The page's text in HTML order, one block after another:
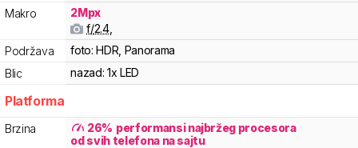
Makro
2Mpx
f/2.4,
Podržava
foto: HDR, Panorama
Blic
nazad: 1x LED
Platforma
Brzina 26% performansi najbržeg procesora
od svih telefona na sajtu